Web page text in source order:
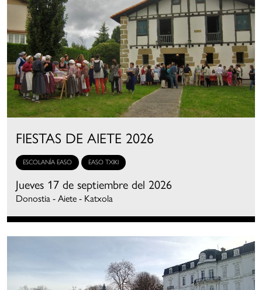
FIESTAS DE AIETE 2026
ESCOLANÍA EASO EASO TXIKI
Jueves 17 de septiembre del 2026
Donostia - Aiete - Katxola